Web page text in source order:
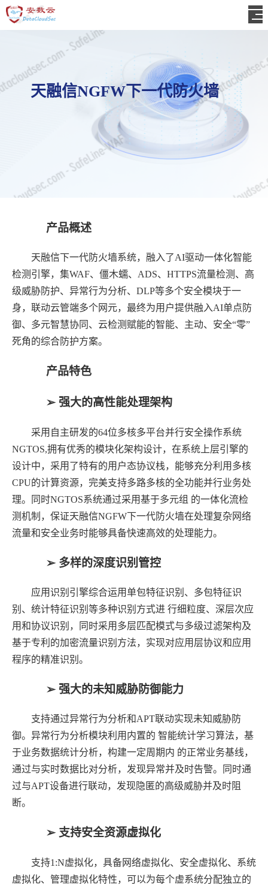
天融信NGFW下一代防火墙
产品概述
天融信下一代防火墙系统，融入了AI驱动一体化智能
检测引擎，集WAF、僵木蠕、 ADS、 HTTPS流量检测、高
级威胁防护、异常行为分析、 DLP等多个安全模块于一
身，联动云管端多个网元，最终为用户提供融入AI单点防
御、多元智慧协同、云检测赋能的智能、主动、安全“零”
死角的综合防护方案。
产品特色
➢ 强大的高性能处理架构
采用自主研发的64位多核多平台并行安全操作系统
NGTOS,拥有优秀的模块化架构设计，在系统上层引擎的
设计中，采用了特有的用户态协议栈，能够充分利用多核
CPU的计算资源，完美支持多路多核的全功能并行业务处
理。同时NGTOS系统通过采用基于多元组 的一体化流检
测机制，保证天融信NGFW下一代防火墙在处理复杂网络
流量和安全业务时能够具备快速高效的处理能力。
➢ 多样的深度识别管控
应用识别引擎综合运用单包特征识别、多包特征识
别、统计特征识别等多种识别方式进 行细粒度、深层次应
用和协议识别，同时采用多层匹配模式与多级过滤架构及
基于专利的加密流量识别方法，实现对应用层协议和应用
程序的精准识别。
➢ 强大的未知威胁防御能力
支持通过异常行为分析和APT联动实现未知威胁防
御。异常行为分析模块利用内置的 智能统计学习算法，基
于业务数据统计分析，构建一定周期内 的正常业务基线，
通过与实时数据比对分析，发现异常并及时告警。同时通
过与APT设备进行联动，发现隐匿的高级威胁并及时阻
断。
➢ 支持安全资源虚拟化
支持1:N虚拟化，具备网络虚拟化、安全虚拟化、系统
虚拟化、管理虚拟化特性，可以为每个虚系统分配独立的